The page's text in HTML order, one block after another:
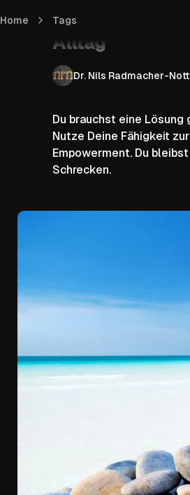
Home Tags
Fünf Schritte gegen Blockaden in
Fünf Schritte
Alltag
Dr. Nils Radmacher-
Du brauchst eine
Nutze Deine Fähigkeit
Empowerment. Du
Schrecken.